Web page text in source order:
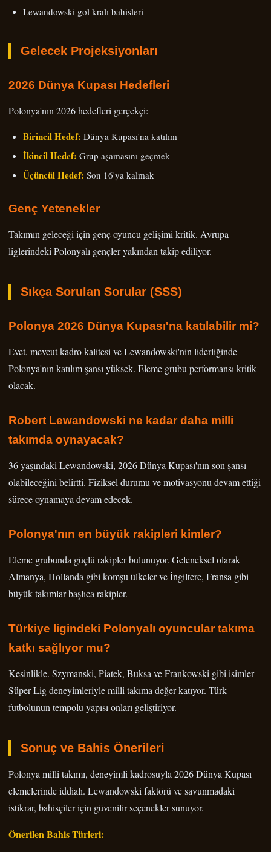
Lewandowski gol kralı bahisleri
Gelecek Projeksiyonları
2026 Dünya Kupası Hedefleri
Polonya'nın 2026 hedefleri gerçekçi:
Birincil Hedef: Dünya Kupası'na katılım
İkincil Hedef: Grup aşamasını geçmek
Üçüncül Hedef: Son 16'ya kalmak
Genç Yetenekler
Takımın geleceği için genç oyuncu gelişimi kritik. Avrupa
liglerindeki Polonyalı gençler yakından takip ediliyor.
Sıkça Sorulan Sorular (SSS)
Polonya 2026 Dünya Kupası'na katılabilir mi?
Evet, mevcut kadro kalitesi ve Lewandowski'nin liderliğinde
Polonya'nın katılım şansı yüksek. Eleme grubu performansı kritik
olacak.
Robert Lewandowski ne kadar daha milli
takımda oynayacak?
36 yaşındaki Lewandowski, 2026 Dünya Kupası'nın son şansı
olabileceğini belirtti. Fiziksel durumu ve motivasyonu devam ettiği
sürece oynamaya devam edecek.
Polonya'nın en büyük rakipleri kimler?
Eleme grubunda güçlü rakipler bulunuyor. Geleneksel olarak
Almanya, Hollanda gibi komşu ülkeler ve İngiltere, Fransa gibi
büyük takımlar başlıca rakipler.
Türkiye ligindeki Polonyalı oyuncular takıma
katkı sağlıyor mu?
Kesinlikle. Szymanski, Piatek, Buksa ve Frankowski gibi isimler
Süper Lig deneyimleriyle milli takıma değer katıyor. Türk
futbolunun tempolu yapısı onları geliştiriyor.
Sonuç ve Bahis Önerileri
Polonya milli takımı, deneyimli kadrosuyla 2026 Dünya Kupası
elemelerinde iddialı. Lewandowski faktörü ve savunmadaki
istikrar, bahisçiler için güvenilir seçenekler sunuyor.
Önerilen Bahis Türleri: